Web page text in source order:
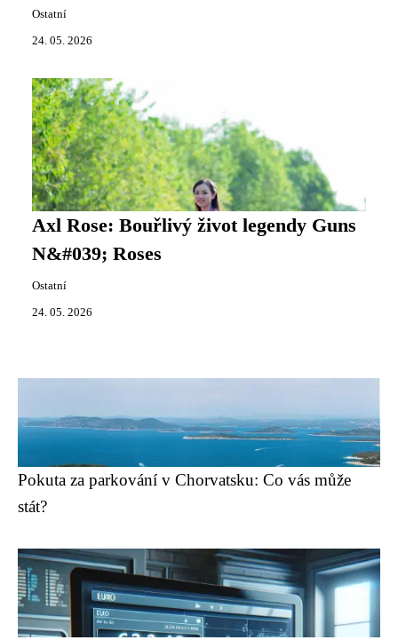
Ostatní
24. 05. 2026
Axl Rose: Bouřlivý život legendy Guns
N&#039; Roses
Ostatní
24. 05. 2026
Pokuta za parkování v Chorvatsku: Co vás může
stát?